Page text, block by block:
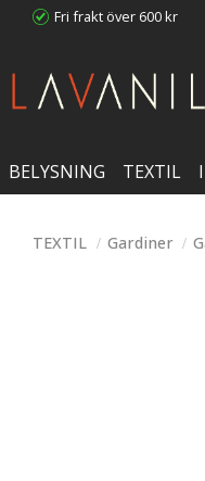
Fri frakt över 600 kr
BELYSNING TEXTIL
TEXTIL Gardiner